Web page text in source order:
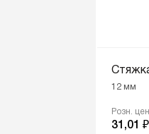
12 мм
Розн.
31,01 ₽